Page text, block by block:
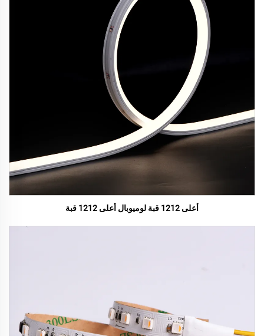
أعلى 1212 قبة لوميوبال أعلى 1212 قبة